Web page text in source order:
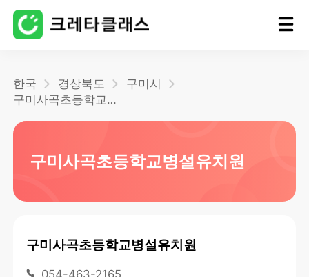
블로그
한국 경상북도
구미시
구미사곡초등학교병설유치원
구미사곡초등학교병설유치원
구미사곡초등학교병설유치원
054-463-2165